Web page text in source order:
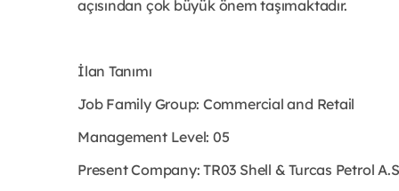
açısından çok büyük önem taşımaktadır.
İlan Tanımı
Job Family Group: Commercial and Retail
Management Level: 05
Present Company: TR03 Shell & Turcas Petrol A.S